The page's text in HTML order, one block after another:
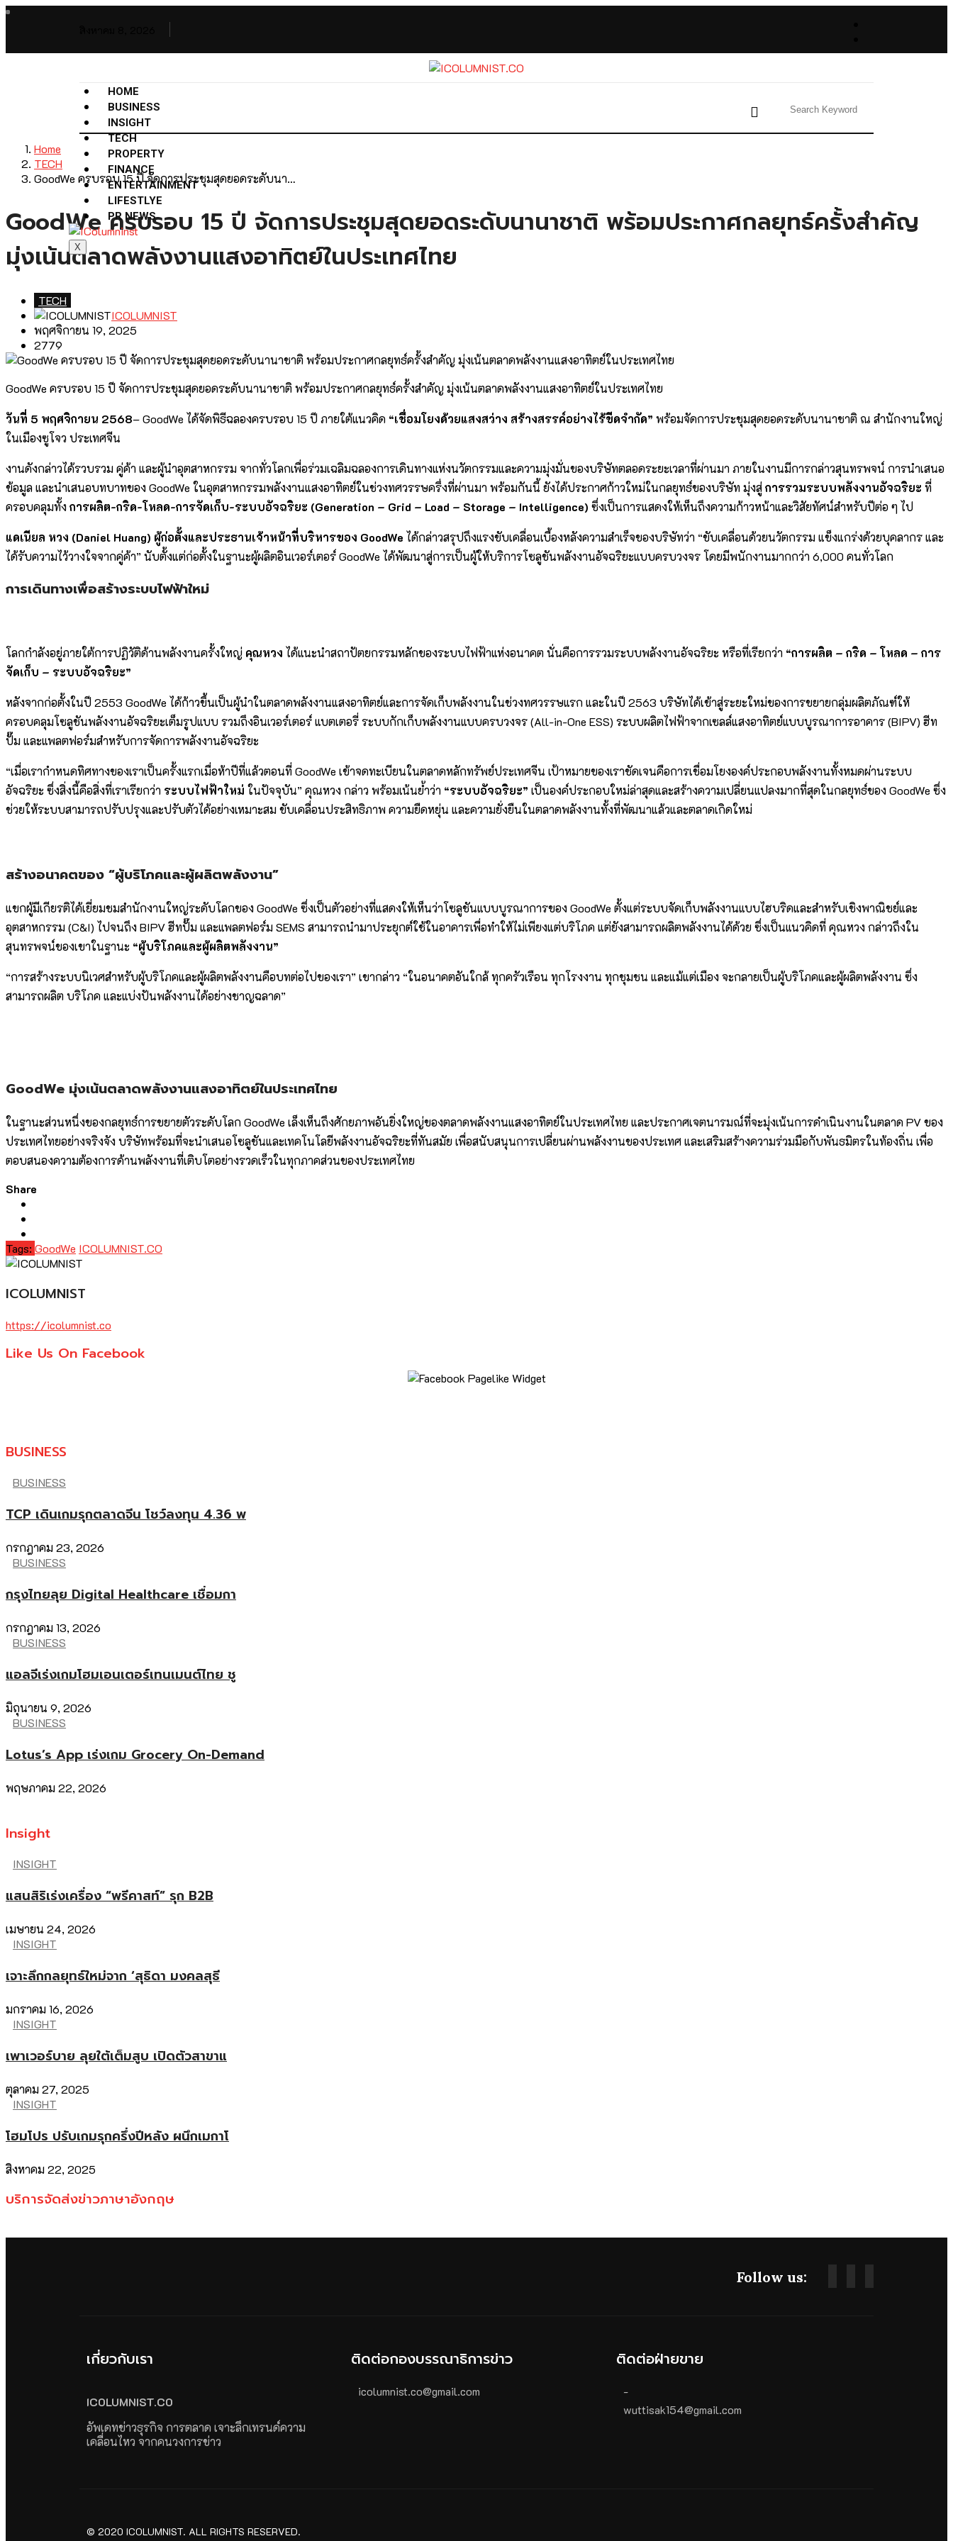
HOME
BUSINESS
INSIGHT
TECH
PROPERTY
FINANCE
ENTERTAINMENT
LIFESTLYE
PR NEWS
X
Home
TECH
GoodWe ครบรอบ 15 ปี จัดการประชุมสุดยอดระดับนา…
GoodWe ครบรอบ 15 ปี จัดการประชุมสุดยอดระดับนานาชาติ พร้อมประกาศกลยุทธ์ครั้งสำคัญ
มุ่งเน้นตลาดพลังงานแสงอาทิตย์ในประเทศไทย
TECH
ICOLUMNIST
พฤศจิกายน 19, 2025
2779
GoodWe ครบรอบ 15 ปี จัดการประชุมสุดยอดระดับนานาชาติ พร้อมประกาศกลยุทธ์ครั้งสำคัญ มุ่งเน้นตลาดพลังงานแสงอาทิตย์ในประเทศไทย
วันที่ 5 พฤศจิกายน 2568– GoodWe ได้จัดพิธีฉลองครบรอบ 15 ปี ภายใต้แนวคิด “เชื่อมโยงด้วยแสงสว่าง สร้างสรรค์อย่างไร้ขีดจำกัด” พร้อมจัดการประชุมสุดยอดระดับนานาชาติ ณ สำนักงานใหญ่
ในเมืองซูโจว ประเทศจีน
งานดังกล่าวได้รวบรวม คู่ค้า และผู้นำอุตสาหกรรม จากทั่วโลกเพื่อร่วมเฉลิมฉลองการเดินทางแห่งนวัตกรรมและความมุ่งมั่นของบริษัทตลอดระยะเวลาที่ผ่านมา ภายในงานมีการกล่าวสุนทรพจน์ การนำเสนอ
ข้อมูล และนำเสนอบทบาทของ GoodWe ในอุตสาหกรรมพลังงานแสงอาทิตย์ในช่วงทศวรรษครึ่งที่ผ่านมา พร้อมกันนี้ ยังได้ประกาศก้าวใหม่ในกลยุทธ์ของบริษัท มุ่งสู่การรวมระบบพลังงานอัจฉริยะ ที่
ครอบคลุมทั้งการผลิต-กริด-โหลด-การจัดเก็บ-ระบบอัจฉริยะ (Generation – Grid – Load – Storage – Intelligence) ซึ่งเป็นการแสดงให้เห็นถึงความก้าวหน้าและวิสัยทัศน์สำหรับปีต่อ ๆ ไป
แดเนียล หวง (Daniel Huang) ผู้ก่อตั้งและประธานเจ้าหน้าที่บริหารของ GoodWe ได้กล่าวสรุปถึงแรงขับเคลื่อนเบื้องหลังความสำเร็จของบริษัทว่า “ขับเคลื่อนด้วยนวัตกรรม แข็งแกร่งด้วยบุคลากร และ
ได้รับความไว้วางใจจากคู่ค้า” นับตั้งแต่ก่อตั้งในฐานะผู้ผลิตอินเวอร์เตอร์ GoodWe ได้พัฒนาสู่การเป็นผู้ให้บริการโซลูชันพลังงานอัจฉริยะแบบครบวงจร โดยมีพนักงานมากกว่า 6,000 คนทั่วโลก
การเดินทางเพื่อสร้างระบบไฟฟ้าใหม่
โลกกำลังอยู่ภายใต้การปฏิวัติด้านพลังงานครั้งใหญ่ คุณหวง ได้แนะนำสถาปัตยกรรมหลักของระบบไฟฟ้าแห่งอนาคต นั่นคือการรวมระบบพลังงานอัจฉริยะ หรือที่เรียกว่า “การผลิต – กริด – โหลด – การ
จัดเก็บ – ระบบอัจฉริยะ”
หลังจากก่อตั้งในปี 2553 GoodWe ได้ก้าวขึ้นเป็นผู้นำในตลาดพลังงานแสงอาทิตย์และการจัดเก็บพลังงานในช่วงทศวรรษแรก และในปี 2563 บริษัทได้เข้าสู่ระยะใหม่ของการขยายกลุ่มผลิตภัณฑ์ให้
ครอบคลุมโซลูชันพลังงานอัจฉริยะเต็มรูปแบบ รวมถึงอินเวอร์เตอร์ แบตเตอรี่ ระบบกักเก็บพลังงานแบบครบวงจร (All-in-One ESS) ระบบผลิตไฟฟ้าจากเซลล์แสงอาทิตย์แบบบูรณาการอาคาร (BIPV) ฮีท
ปั๊ม และแพลตฟอร์มสำหรับการจัดการพลังงานอัจฉริยะ
“เมื่อเรากำหนดทิศทางของเราเป็นครั้งแรกเมื่อห้าปีที่แล้วตอนที่ GoodWe เข้าจดทะเบียนในตลาดหลักทรัพย์ประเทศจีน เป้าหมายของเราชัดเจนคือการเชื่อมโยงองค์ประกอบพลังงานทั้งหมดผ่านระบบ
อัจฉริยะ ซึ่งสิ่งนี้คือสิ่งที่เราเรียกว่า ระบบไฟฟ้าใหม่ ในปัจจุบัน” คุณหวง กล่าว พร้อมเน้นย้ำว่า “ระบบอัจฉริยะ” เป็นองค์ประกอบใหม่ล่าสุดและสร้างความเปลี่ยนแปลงมากที่สุดในกลยุทธ์ของ GoodWe ซึ่ง
ช่วยให้ระบบสามารถปรับปรุงและปรับตัวได้อย่างเหมาะสม ขับเคลื่อนประสิทธิภาพ ความยืดหยุ่น และความยั่งยืนในตลาดพลังงานทั้งที่พัฒนาแล้วและตลาดเกิดใหม่
สร้างอนาคตของ “ผู้บริโภคและผู้ผลิตพลังงาน”
แขกผู้มีเกียรติได้เยี่ยมชมสำนักงานใหญ่ระดับโลกของ GoodWe ซึ่งเป็นตัวอย่างที่แสดงให้เห็นว่าโซลูชันแบบบูรณาการของ GoodWe ตั้งแต่ระบบจัดเก็บพลังงานแบบไฮบริดและสำหรับเชิงพาณิชย์และ
อุตสาหกรรม (C&I) ไปจนถึง BIPV ฮีทปั๊ม และแพลตฟอร์ม SEMS สามารถนำมาประยุกต์ใช้ในอาคารเพื่อทำให้ไม่เพียงแต่บริโภค แต่ยังสามารถผลิตพลังงานได้ด้วย ซึ่งเป็นแนวคิดที่ คุณหวง กล่าวถึงใน
สุนทรพจน์ของเขาในฐานะ “ผู้บริโภคและผู้ผลิตพลังงาน”
“การสร้างระบบนิเวศสำหรับผู้บริโภคและผู้ผลิตพลังงานคือบทต่อไปของเรา” เขากล่าว “ในอนาคตอันใกล้ ทุกครัวเรือน ทุกโรงงาน ทุกชุมชน และแม้แต่เมือง จะกลายเป็นผู้บริโภคและผู้ผลิตพลังงาน ซึ่ง
สามารถผลิต บริโภค และแบ่งปันพลังงานได้อย่างชาญฉลาด”
GoodWe มุ่งเน้นตลาดพลังงานแสงอาทิตย์ในประเทศไทย
ในฐานะส่วนหนึ่งของกลยุทธ์การขยายตัวระดับโลก GoodWe เล็งเห็นถึงศักยภาพอันยิ่งใหญ่ของตลาดพลังงานแสงอาทิตย์ในประเทศไทย และประกาศเจตนารมณ์ที่จะมุ่งเน้นการดำเนินงานในตลาด PV ของ
ประเทศไทยอย่างจริงจัง บริษัทพร้อมที่จะนำเสนอโซลูชันและเทคโนโลยีพลังงานอัจฉริยะที่ทันสมัย เพื่อสนับสนุนการเปลี่ยนผ่านพลังงานของประเทศ และเสริมสร้างความร่วมมือกับพันธมิตรในท้องถิ่น เพื่อ
ตอบสนองความต้องการด้านพลังงานที่เติบโตอย่างรวดเร็วในทุกภาคส่วนของประเทศไทย
Share
Tags: GoodWe ICOLUMNIST.CO
ICOLUMNIST
https://icolumnist.co
Like Us On Facebook
BUSINESS
BUSINESS
TCP เดินเกมรุกตลาดจีน โชว์ลงทุน 4.36 พ
กรกฎาคม 23, 2026
BUSINESS
กรุงไทยลุย Digital Healthcare เชื่อมกา
กรกฎาคม 13, 2026
BUSINESS
แอลจีเร่งเกมโฮมเอนเตอร์เทนเมนต์ไทย ชู
มิถุนายน 9, 2026
BUSINESS
Lotus’s App เร่งเกม Grocery On-Demand
พฤษภาคม 22, 2026
Insight
INSIGHT
แสนสิริเร่งเครื่อง “พรีคาสท์” รุก B2B
เมษายน 24, 2026
INSIGHT
เจาะลึกกลยุทธ์ใหม่จาก ‘สุธิดา มงคลสุธี
มกราคม 16, 2026
INSIGHT
เพาเวอร์บาย ลุยใต้เต็มสูบ เปิดตัวสาขาแ
ตุลาคม 27, 2025
INSIGHT
โฮมโปร ปรับเกมรุกครึ่งปีหลัง ผนึกเมกาโ
สิงหาคม 22, 2025
บริการจัดส่งข่าวภาษาอังกฤษ
Follow us:
เกี่ยวกับเรา
ICOLUMNIST.CO
อัพเดทข่าวธุรกิจ การตลาด เจาะลึกเทรนด์ความ
เคลื่อนไหว จากคนวงการข่าว
ติดต่อกองบรรณาธิการข่าว
icolumnist.co@gmail.com
ติดต่อฝ่ายขาย
-
wuttisak154@gmail.com
© 2020 ICOLUMNIST. ALL RIGHTS RESERVED.